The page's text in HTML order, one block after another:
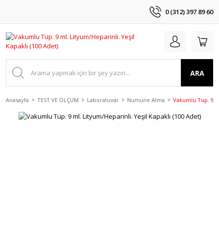
0 (312) 397 89 60
ARA
Anasayfa TEST VE ÖLÇÜM Laboratuvar Numune Alma Vakumlu Tüp. 9